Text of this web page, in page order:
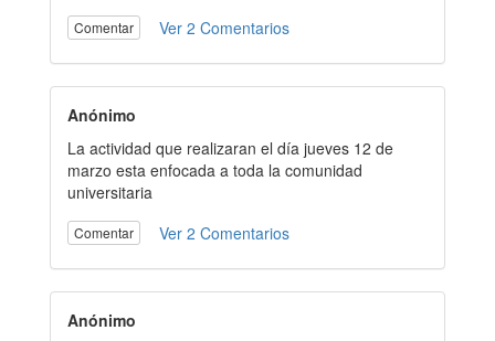
Comentar Ver 2 Comentarios
Anónimo
La actividad que realizaran el día jueves 12 de
marzo esta enfocada a toda la comunidad
universitaria
Comentar Ver 2 Comentarios
Anónimo